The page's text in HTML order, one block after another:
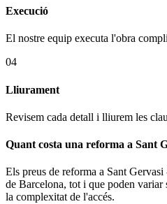
Execució
El nostre equip executa l'obra
04
Lliurament
Revisem cada detall i lliurem les
Quant costa una reforma a Sant
Els preus de reforma a Sant
de Barcelona, tot i que poden
la complexitat de l'accés.